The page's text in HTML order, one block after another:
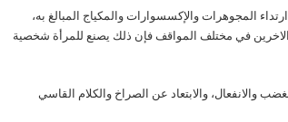
المجوهرات والإكسسوارات والمكياج المبالغ به،
الاخرين في مختلف المواقف فإن ذلك يصنع للمرأة شخصية
والانفعال، والابتعاد عن الصراخ والكلام القاسي